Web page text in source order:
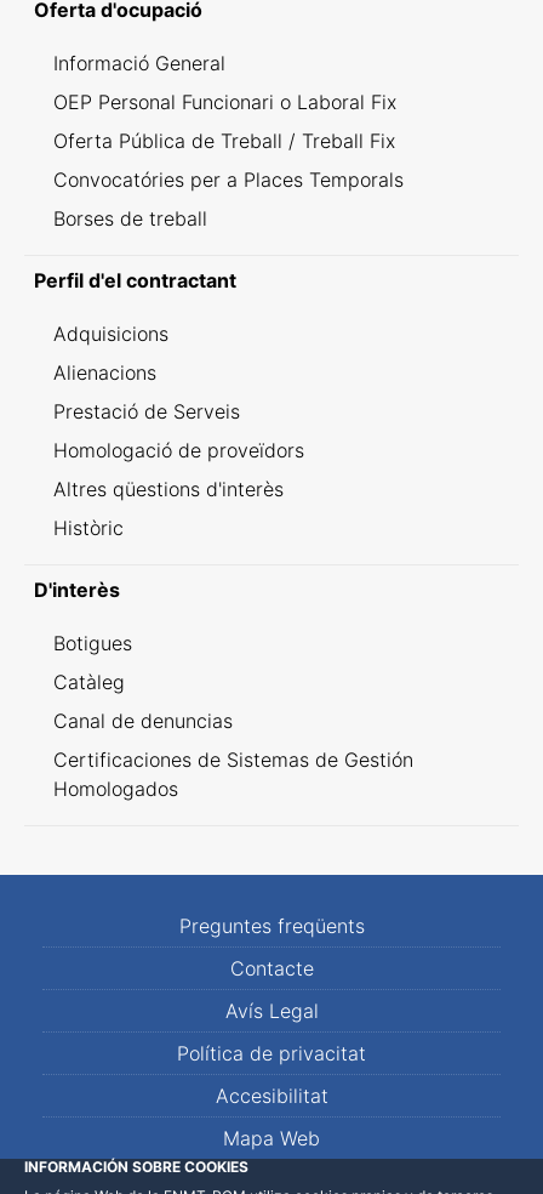
Oferta d'ocupació
Informació General
OEP Personal Funcionari o Laboral Fix
Oferta Pública de Treball / Treball Fix
Convocatóries per a Places Temporals
Borses de treball
Perfil d'el contractant
Adquisicions
Alienacions
Prestació de Serveis
Homologació de proveïdors
Altres qüestions d'interès
Històric
D'interès
Botigues
Catàleg
Canal de denuncias
Certificaciones de Sistemas de Gestión
Homologados
Preguntes freqüents
Contacte
Avís Legal
Política de privacitat
Accesibilitat
Mapa Web
INFORMACIÓN SOBRE COOKIES